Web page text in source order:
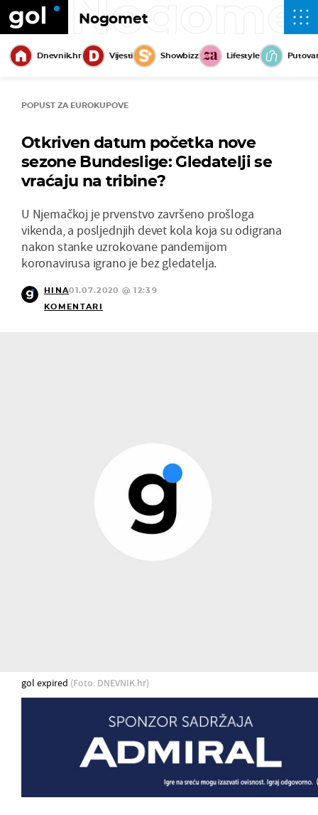
Nogomet
Dnevnik.hr Vijesti Showbizz Lifestyle
POPUST ZA EUROKUPOVE
Otkriven datum početka nove
sezone Bundeslige: Gledatelji se
vraćaju na tribine?
U Njemačkoj je prvenstvo završeno prošloga
vikenda, a posljednjih devet kola koja su odigrana
nakon stanke uzrokovane pandemijom
koronavirusa igrano je bez gledatelja.
HINA01.07.2020 @ 12:39
KOMENTARI
gol expired (Foto: DNEVNIK.hr)